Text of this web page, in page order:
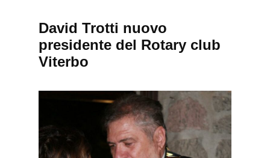
David Trotti nuovo
presidente del Rotary club
Viterbo